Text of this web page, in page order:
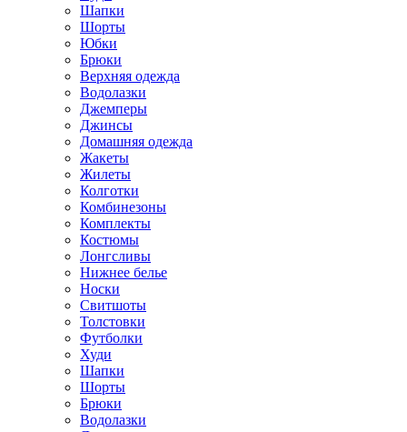
Шапки
Шорты
Юбки
Брюки
Верхняя одежда
Водолазки
Джемперы
Джинсы
Домашняя одежда
Жакеты
Жилеты
Колготки
Комбинезоны
Комплекты
Костюмы
Лонгсливы
Нижнее белье
Носки
Свитшоты
Толстовки
Футболки
Худи
Шапки
Шорты
Брюки
Водолазки